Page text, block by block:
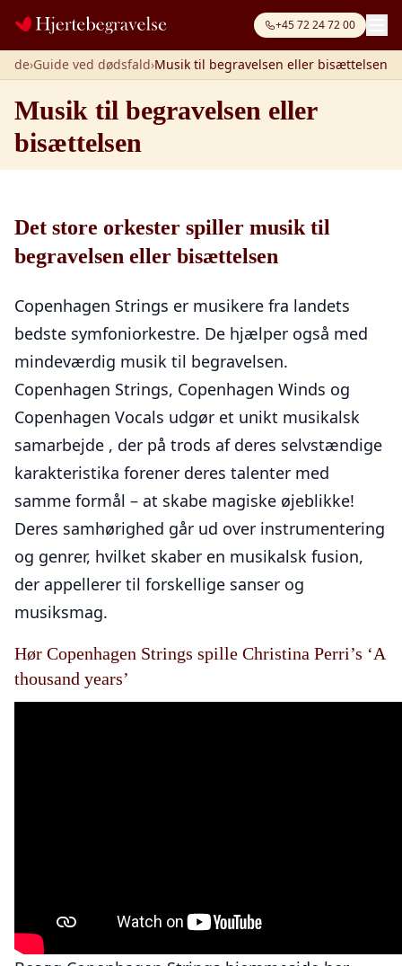
Spring til indhold
+45 72 24 72 00
›Guide ved dødsfald›Musik til begravelsen eller bisættelsen
Musik til begravelsen eller
bisættelsen
Det store orkester spiller musik til
begravelsen eller bisættelsen
Copenhagen Strings er musikere fra landets
bedste symfoniorkestre. De hjælper også med
mindeværdig musik til begravelsen.
Copenhagen Strings, Copenhagen Winds og
Copenhagen Vocals udgør et unikt musikalsk
samarbejde , der på trods af deres selvstændige
karakteristika forener deres talenter med
samme formål – at skabe magiske øjeblikke!
Deres samhørighed går ud over instrumentering
og genrer, hvilket skaber en musikalsk fusion,
der appellerer til forskellige sanser og
musiksmag.
Hør Copenhagen Strings spille Christina Perri’s ‘A
thousand years’